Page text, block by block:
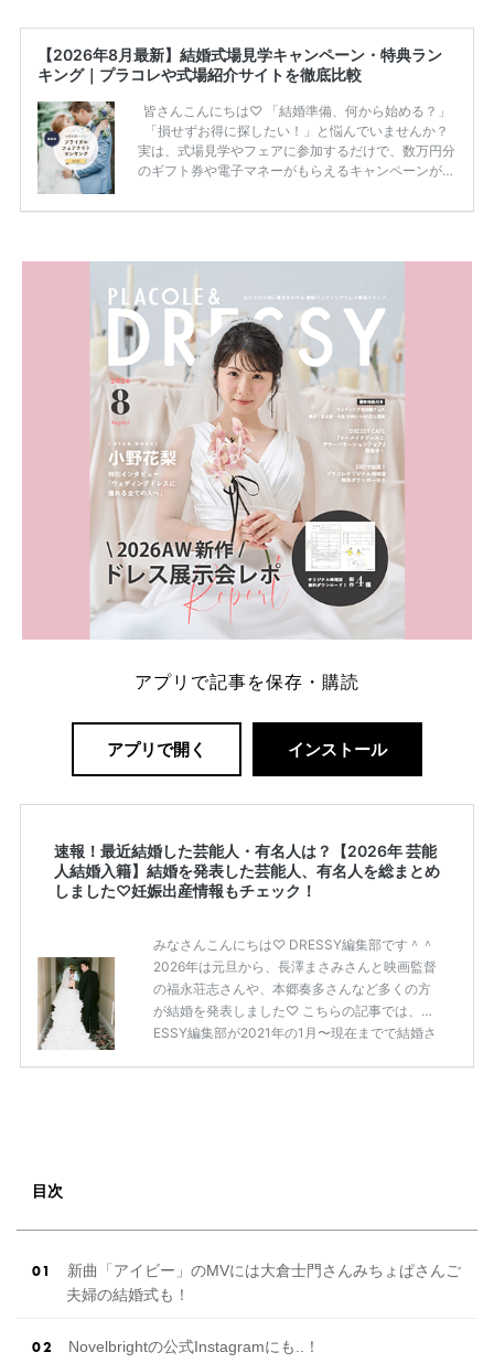
【2026年8月最新】結婚式場見学キャンペーン・特典ラン
キング｜プラコレや式場紹介サイトを徹底比較
皆さんこんにちは♡ 「結婚準備、何から始める？」
「損せずお得に探したい！」と悩んでいませんか？
実は、式場見学やフェアに参加するだけで、数万円分
のギフト券や電子マネーがもらえるキャンペーンがあ
ため、比較せずに選ぶと損をしてしまうことも……。
内容：特典金額・条件・応募方法・注意点 「どこが
一番お得？」「プラコレの特典は？」といった疑問も
解決します。 まずは診断で候補を絞れる「ウェディ
ング診断」か、体験型 […]
続きを読む
アプリで記事を保存・購読
アプリで開く インストール
速報！最近結婚した芸能人・有名人は？【2026年 芸能
人結婚入籍】結婚を発表した芸能人、有名人を総まとめ
しました♡妊娠出産情報もチェック！
みなさんこんにちは♡ DRESSY編集部です＾＾
2026年は元旦から、長澤まさみさんと映画監督
の福永荘志さんや、本郷奏多さんなど多くの方
が結婚を発表しました♡ こちらの記事では、DR
ESSY編集部が2021年の1月〜現在までで結婚さ
目次
新曲「アイビー」のMVには大倉士門さんみちょぱさんご
夫婦の結婚式も！
Novelbrightの公式Instagramにも..！